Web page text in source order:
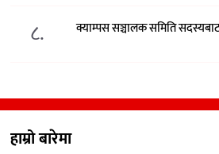
८. क्याम्पस सञ्चालक समिति
हाम्रो बारेमा